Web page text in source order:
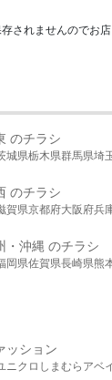
れませんのでお店
のチラシ
城県栃木県群馬県埼
のチラシ
賀県京都府大阪府兵
・沖縄 のチラシ
岡県佐賀県長崎県熊
ッション
ニクロ しまむら アベ